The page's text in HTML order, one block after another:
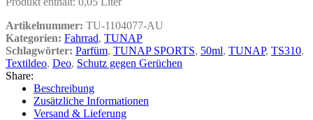
Artikelnummer: TU-1104077-AU
Kategorien: Fahrrad, TUNAP
Schlagwörter: Parfüm, TUNAP SPORTS, 50ml, TUNAP, TS310,
Textildeo, Deo, Schutz gegen Gerüchen
Share:
Beschreibung
Zusätzliche Informationen
Versand & Lieferung